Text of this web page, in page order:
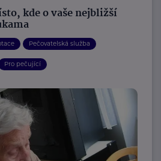
kde o vaše nejbližší
Pečovatelská služba
Pro pečující